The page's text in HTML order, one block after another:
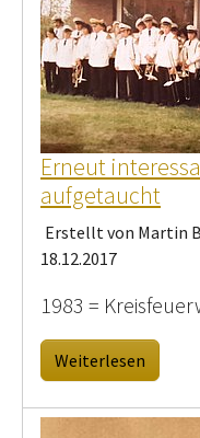
Erneut
aufgetaucht
Erstellt von Martin
18.12.2017
1983 =
Weiterlesen